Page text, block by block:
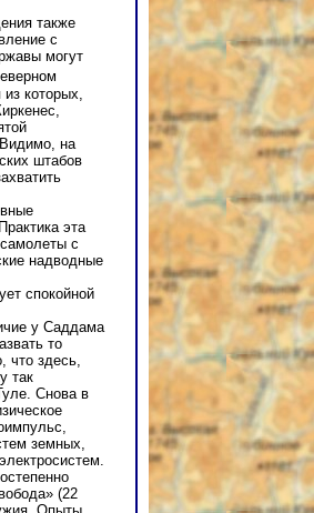
также
с
могут
которых,
на
штабов
эта
с
надводные
спокойной
у Саддама
то
что здесь,
так
Снова в
земных,
(22